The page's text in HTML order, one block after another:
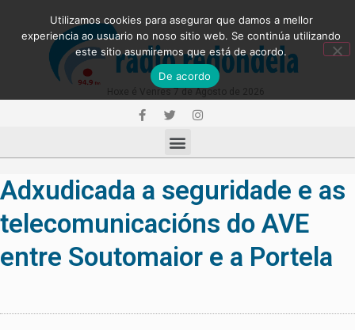
Adxudicada a seguridade e as
telecomunicacións do AVE
entre Soutomaior e a Portela
Utilizamos cookies para asegurar que damos a mellor
experiencia ao usuario no noso sitio web. Se continúa utilizando
este sitio asumiremos que está de acordo.
De acordo